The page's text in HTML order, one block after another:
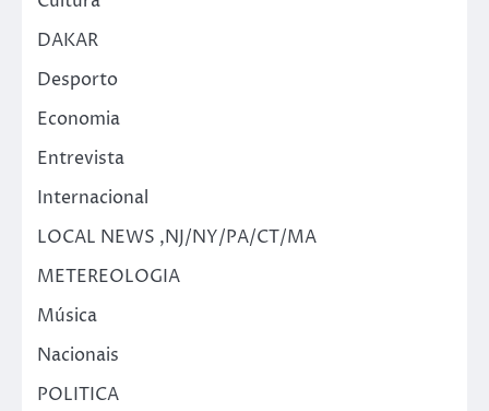
DAKAR
Desporto
Economia
Entrevista
Internacional
LOCAL NEWS ,NJ/NY/PA/CT/MA
METEREOLOGIA
Música
Nacionais
POLITICA